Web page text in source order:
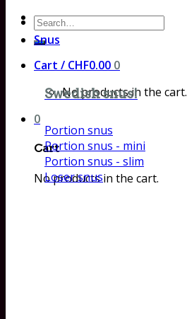
Search
for:
Cart / CHF0.00 0
No products in the cart.
0
Cart
No products in the cart.
Snus
Swedish snus!
Portion snus
Portion snus - mini
Portion snus - slim
Loser snus